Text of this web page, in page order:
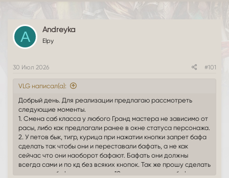
е
м
а
ч
а
A Andreyka
Elpy
30 Июл 2026 #101
VLG написал(а):
Добрый день. Для реализации предлагаю рассмотреть
следующие моменты.
1. Смена саб класса у любого Гранд мастера не зависимо от
расы, либо как предлагали ранее в окне статуса персонажа.
2. У петов бык, тигр, курица при нажатии кнопки запрет бафа
сделать так чтобы они и переставали бафать, а не как
сейчас что они наоборот бафают. Бафать они должны
всегда сами и по кд без всяких кнопок. Так же прошу сделать
время перебафа примерно за 10 секунд до конца бафа, а не